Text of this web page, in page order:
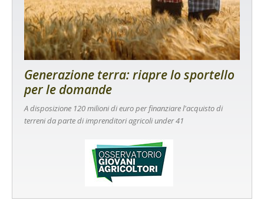
Generazione terra: riapre lo sportello
per le domande
A disposizione 120 milioni di euro per finanziare l'acquisto di
terreni da parte di imprenditori agricoli under 41